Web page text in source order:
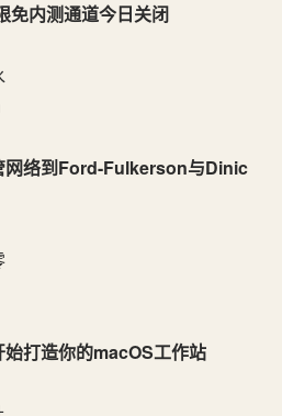
免内测通道今日关闭
网络到Ford-Fulkerson与Dinic
打造你的macOS工作站